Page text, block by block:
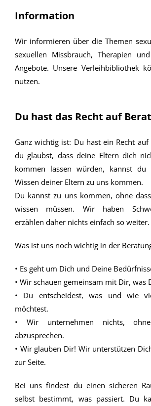
Information
Wir informieren über die Themen
sexuellen Missbrauch, Therapien
Angebote. Unsere Verleihbibliothek
nutzen.
Du hast das Recht auf
Ganz wichtig ist: Du hast ein Recht auf
du glaubst, dass deine Eltern dich
kommen lassen würden, kannst du
Wissen deiner Eltern zu uns kommen.
Du kannst zu uns kommen, ohne
wissen müssen. Wir haben
erzählen daher nichts einfach so weiter.
Was ist uns noch wichtig in der
• Es geht um Dich und Deine
• Wir schauen gemeinsam mit Dir, was
• Du entscheidest, was und wie
möchtest.
• Wir unternehmen nichts,
abzusprechen.
• Wir glauben Dir! Wir unterstützen
zur Seite.
Bei uns findest du einen sicheren
selbst bestimmt, was passiert. Du